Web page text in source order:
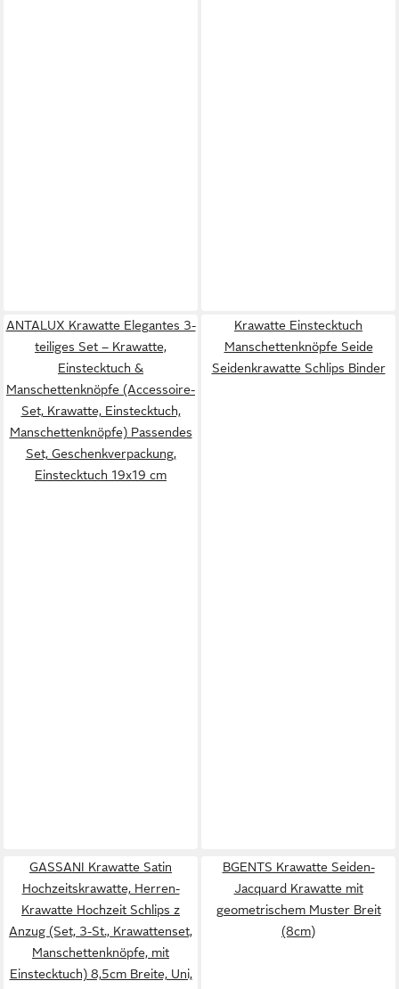
ANTALUX Krawatte Elegantes 3-
teiliges Set – Krawatte,
Einstecktuch &
Manschettenknöpfe (Accessoire-
Set, Krawatte, Einstecktuch,
Manschettenknöpfe) Passendes
Set, Geschenkverpackung,
Einstecktuch 19x19 cm
Krawatte Einstecktuch
Manschettenknöpfe Seide
Seidenkrawatte Schlips Binder
GASSANI Krawatte Satin
Hochzeitskrawatte, Herren-
Krawatte Hochzeit Schlips z
Anzug (Set, 3-St., Krawattenset,
Manschettenknöpfe, mit
Einstecktuch) 8,5cm Breite, Uni,
BGENTS Krawatte Seiden-
Jacquard Krawatte mit
geometrischem Muster Breit
(8cm)